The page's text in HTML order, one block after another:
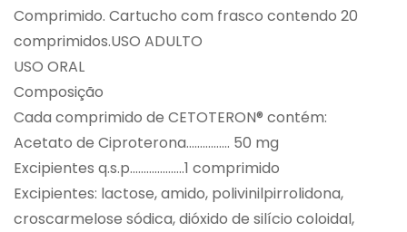
Comprimido. Cartucho com frasco contendo 20
comprimidos.USO ADULTO
USO ORAL
Composição
Cada comprimido de CETOTERON® contém:
Acetato de Ciproterona……………. 50 mg
Excipientes q.s.p………………..1 comprimido
Excipientes: lactose, amido, polivinilpirrolidona,
croscarmelose sódica, dióxido de silício coloidal,